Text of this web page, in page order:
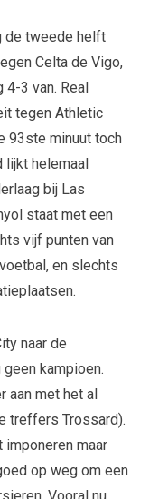
de tweede helft
Celta de Vigo,
3 van. Real
tegen Athletic
93ste minuut toch
helemaal
bij Las
staat met een
vijf punten van
en slechts
naar de
kampioen.
aan met het al
treffers Trossard).
maar
op weg om een